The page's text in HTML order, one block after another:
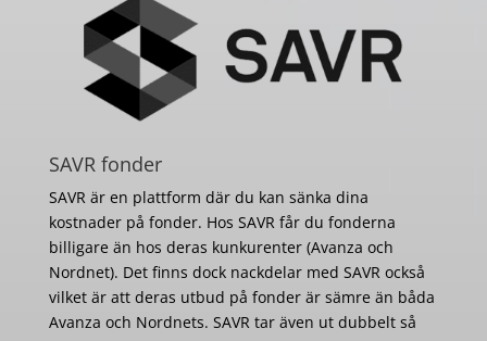
SAVR fonder
SAVR är en plattform där du kan sänka dina
kostnader på fonder. Hos SAVR får du fonderna
billigare än hos deras kunkurenter (Avanza och
Nordnet). Det finns dock nackdelar med SAVR också
vilket är att deras utbud på fonder är sämre än båda
Avanza och Nordnets. SAVR tar även ut dubbelt så